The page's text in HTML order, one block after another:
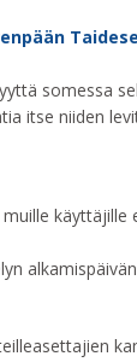
somessa
itse niiden